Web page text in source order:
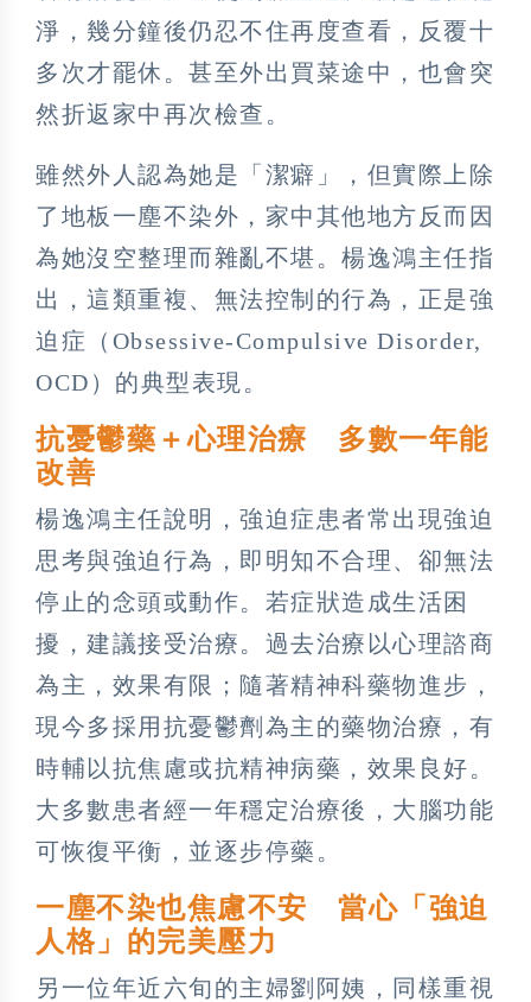
淨，幾分鐘後仍忍不住再度查看，反覆十
多次才罷休。甚至外出買菜途中，也會突
然折返家中再次檢查。
雖然外人認為她是「潔癖」，但實際上除
了地板一塵不染外，家中其他地方反而因
為她沒空整理而雜亂不堪。楊逸鴻主任指
出，這類重複、無法控制的行為，正是強
迫症（Obsessive-Compulsive Disorder,
OCD）的典型表現。
抗憂鬱藥＋心理治療 多數一年能
改善
楊逸鴻主任說明，強迫症患者常出現強迫
思考與強迫行為，即明知不合理、卻無法
停止的念頭或動作。若症狀造成生活困
擾，建議接受治療。過去治療以心理諮商
為主，效果有限；隨著精神科藥物進步，
現今多採用抗憂鬱劑為主的藥物治療，有
時輔以抗焦慮或抗精神病藥，效果良好。
大多數患者經一年穩定治療後，大腦功能
可恢復平衡，並逐步停藥。
一塵不染也焦慮不安 當心「強迫
人格」的完美壓力
另一位年近六旬的主婦劉阿姨，同樣重視